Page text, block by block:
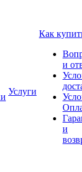
Услуги
Как
и
и